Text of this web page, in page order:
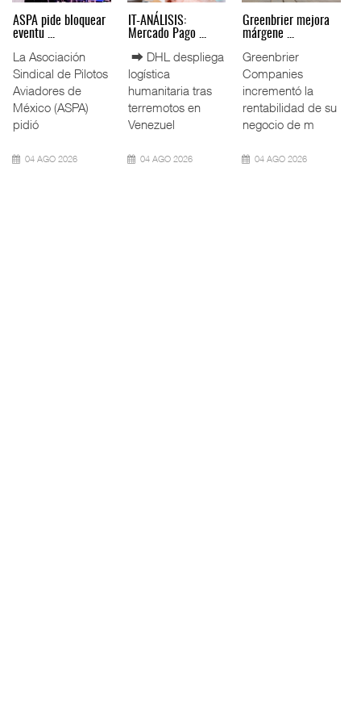
ASPA pide bloquear
eventu ...
La Asociación
Sindical de Pilotos
Aviadores de
México (ASPA)
04 AGO 2026
IT-ANÁLISIS:
Mercado Pago ...
⮕ DHL despliega
logística
humanitaria tras
terremotos en
Venezuel
04 AGO 2026
Greenbrier mejora
márgene ...
Greenbrier
Companies
incrementó la
rentabilidad de
negocio de m
04 AGO 2026